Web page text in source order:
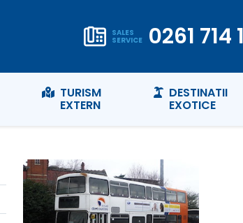
SALES
SERVICE 0261 714
TURISM
EXTERN
DESTINATII
EXOTICE